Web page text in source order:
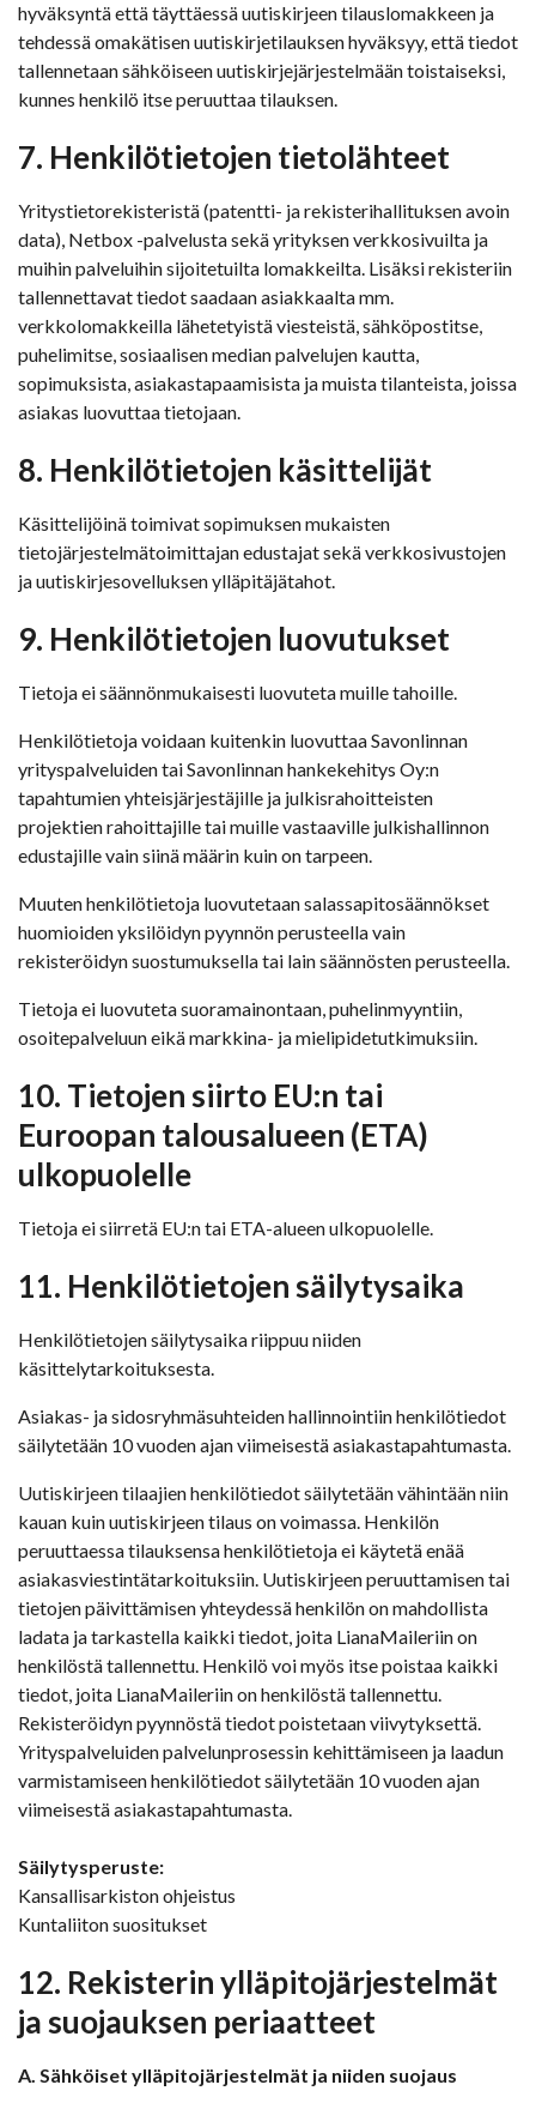
hyväksyntä että täyttäessä uutiskirjeen tilauslomakkeen ja
tehdessä omakätisen uutiskirjetilauksen hyväksyy, että tiedot
tallennetaan sähköiseen uutiskirjejärjestelmään toistaiseksi,
kunnes henkilö itse peruuttaa tilauksen.
7. Henkilötietojen tietolähteet
Yritystietorekisteristä (patentti- ja rekisterihallituksen avoin
data), Netbox -palvelusta sekä yrityksen verkkosivuilta ja
muihin palveluihin sijoitetuilta lomakkeilta. Lisäksi rekisteriin
tallennettavat tiedot saadaan asiakkaalta mm.
verkkolomakkeilla lähetetyistä viesteistä, sähköpostitse,
puhelimitse, sosiaalisen median palvelujen kautta,
sopimuksista, asiakastapaamisista ja muista tilanteista, joissa
asiakas luovuttaa tietojaan.
8. Henkilötietojen käsittelijät
Käsittelijöinä toimivat sopimuksen mukaisten
tietojärjestelmätoimittajan edustajat sekä verkkosivustojen
ja uutiskirjesovelluksen ylläpitäjätahot.
9. Henkilötietojen luovutukset
Tietoja ei säännönmukaisesti luovuteta muille tahoille.
Henkilötietoja voidaan kuitenkin luovuttaa Savonlinnan
yrityspalveluiden tai Savonlinnan hankekehitys Oy:n
tapahtumien yhteisjärjestäjille ja julkisrahoitteisten
projektien rahoittajille tai muille vastaaville julkishallinnon
edustajille vain siinä määrin kuin on tarpeen.
Muuten henkilötietoja luovutetaan salassapitosäännökset
huomioiden yksilöidyn pyynnön perusteella vain
rekisteröidyn suostumuksella tai lain säännösten perusteella.
Tietoja ei luovuteta suoramainontaan, puhelinmyyntiin,
osoitepalveluun eikä markkina- ja mielipidetutkimuksiin.
10. Tietojen siirto EU:n tai
Euroopan talousalueen (ETA)
ulkopuolelle
Tietoja ei siirretä EU:n tai ETA-alueen ulkopuolelle.
11. Henkilötietojen säilytysaika
Henkilötietojen säilytysaika riippuu niiden
käsittelytarkoituksesta.
Asiakas- ja sidosryhmäsuhteiden hallinnointiin henkilötiedot
säilytetään 10 vuoden ajan viimeisestä asiakastapahtumasta.
Uutiskirjeen tilaajien henkilötiedot säilytetään vähintään niin
kauan kuin uutiskirjeen tilaus on voimassa. Henkilön
peruuttaessa tilauksensa henkilötietoja ei käytetä enää
asiakasviestintätarkoituksiin. Uutiskirjeen peruuttamisen tai
tietojen päivittämisen yhteydessä henkilön on mahdollista
ladata ja tarkastella kaikki tiedot, joita LianaMaileriin on
henkilöstä tallennettu. Henkilö voi myös itse poistaa kaikki
tiedot, joita LianaMaileriin on henkilöstä tallennettu.
Rekisteröidyn pyynnöstä tiedot poistetaan viivytyksettä.
Yrityspalveluiden palvelunprosessin kehittämiseen ja laadun
varmistamiseen henkilötiedot säilytetään 10 vuoden ajan
viimeisestä asiakastapahtumasta.
Säilytysperuste:
Kansallisarkiston ohjeistus
Kuntaliiton suositukset
12. Rekisterin ylläpitojärjestelmät
ja suojauksen periaatteet
A. Sähköiset ylläpitojärjestelmät ja niiden suojaus